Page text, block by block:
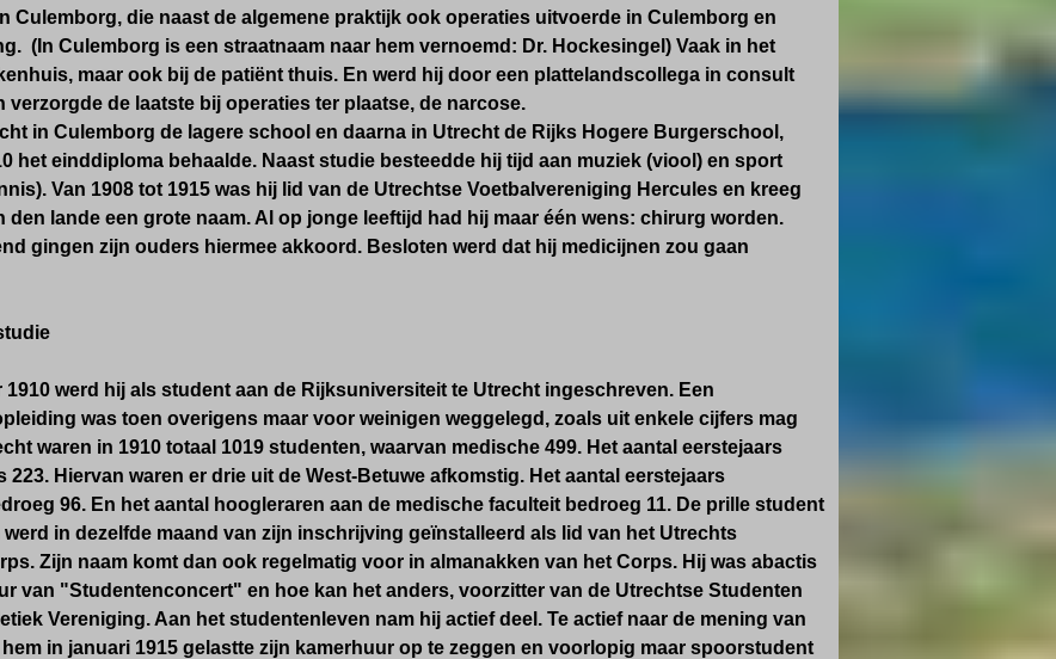
Culemborg, die naast de algemene praktijk ook operaties uitvoerde in Culemborg en
(In Culemborg is een straatnaam naar hem vernoemd: Dr. Hockesingel) Vaak in het
maar ook bij de patiënt thuis. En werd hij door een plattelandscollega in consult
verzorgde de laatste bij operaties ter plaatse, de narcose.
in Culemborg de lagere school en daarna in Utrecht de Rijks Hogere Burgerschool,
het einddiploma behaalde. Naast studie besteedde hij tijd aan muziek (viool) en sport
Van 1908 tot 1915 was hij lid van de Utrechtse Voetbalvereniging Hercules en kreeg
den lande een grote naam. Al op jonge leeftijd had hij maar één wens: chirurg worden.
gingen zijn ouders hiermee akkoord. Besloten werd dat hij medicijnen zou gaan
1910 werd hij als student aan de Rijksuniversiteit te Utrecht ingeschreven. Een
was toen overigens maar voor weinigen weggelegd, zoals uit enkele cijfers mag
waren in 1910 totaal 1019 studenten, waarvan medische 499. Het aantal eerstejaars
223. Hiervan waren er drie uit de West-Betuwe afkomstig. Het aantal eerstejaars
96. En het aantal hoogleraren aan de medische faculteit bedroeg 11. De prille student
werd in dezelfde maand van zijn inschrijving geïnstalleerd als lid van het Utrechts
Zijn naam komt dan ook regelmatig voor in almanakken van het Corps. Hij was abactis
van "Studentenconcert" en hoe kan het anders, voorzitter van de Utrechtse Studenten
Vereniging. Aan het studentenleven nam hij actief deel. Te actief naar de mening van
in januari 1915 gelastte zijn kamerhuur op te zeggen en voorlopig maar spoorstudent